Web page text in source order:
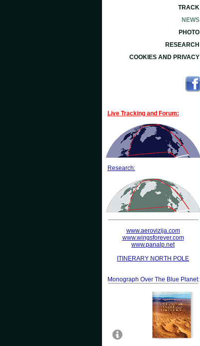
TRACK
NEWS
PHOTO
RESEARCH
COOKIES AND PRIVACY
Live Tracking and Forum:
Research:
www.aerovizija.com
www.wingsforever.com
www.panalp.net
ITINERARY NORTH POLE
Monograph Over The Blue Planet: